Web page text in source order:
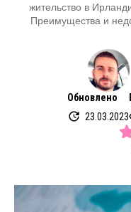
жительство в
Преимущества и
Обновлено
23.03.2023